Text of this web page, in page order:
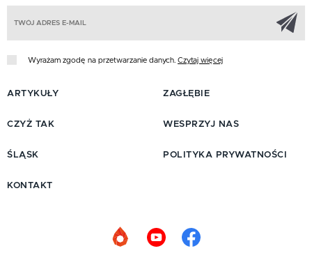
Wyrażam zgodę na przetwarzanie danych. Czytaj więcej
ARTYKUŁY
CZYŻ TAK
ŚLĄSK
ZAGŁĘBIE
WESPRZYJ NAS
POLITYKA PRYWATNOŚCI
KONTAKT